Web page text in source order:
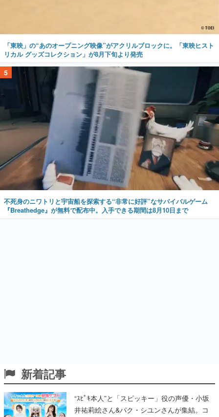
「東映」の“あのオープニング映像”がアクリルブロックに。「東映ヒスト
リカル グッズコレクション」が8月下旬より発売
5
不死身のニワトリと宇宙船を探索する“非常に好評”なサバイバルゲーム
『Breathedge』が無料で配布中。入手できる期間は8月10日まで
新着記事
“ｽﾋﾟｷ本人”と「スピッキー」役の声優・小坂
井祐莉絵さん&パク・シユンさんが集結。コ